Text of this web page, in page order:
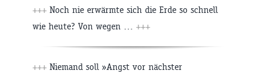
+++ Noch nie erwärmte sich die Erde so schnell
wie heute? Von wegen … +++
+++ Niemand soll »Angst vor nächster